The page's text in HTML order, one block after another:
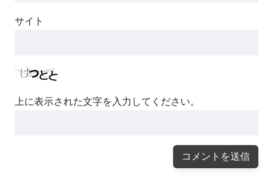
サイト
上に表示された文字を入力してください。